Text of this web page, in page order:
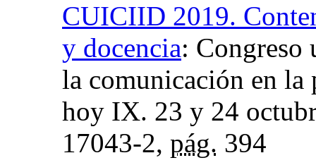
CUICIID 2019.
y docencia: Congreso
la comunicación en
hoy IX. 23 y 24
17043-2, pág. 394